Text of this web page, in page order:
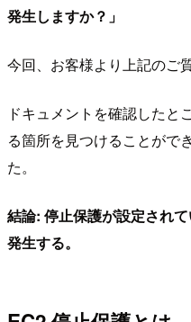
発生しますか？」
今回、お客様より上記のご
ドキュメントを確認したと
る箇所を見つけることがで
た。
結論: 停止保護が設定され
発生する。